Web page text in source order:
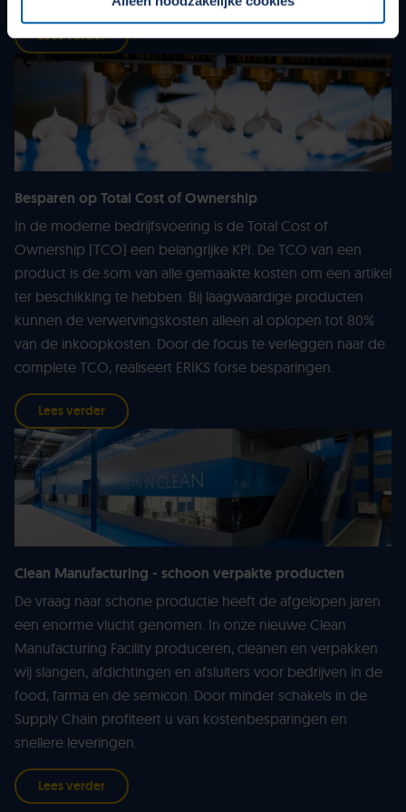
Cookiebeleid op onze website.
Lees verder
Besparen op Total Cost of Ownership
In de moderne bedrijfsvoering is de Total Cost of
Ownership (TCO) een belangrijke KPI. De TCO van een
product is de som van alle gemaakte kosten om een artikel
ter beschikking te hebben. Bij laagwaardige producten
kunnen de verwervingskosten alleen al oplopen tot 80%
van de inkoopkosten. Door de focus te verleggen naar de
complete TCO, realiseert ERIKS forse besparingen.
Lees verder
Clean Manufacturing - schoon verpakte producten
De vraag naar schone productie heeft de afgelopen jaren
een enorme vlucht genomen. In onze nieuwe Clean
Manufacturing Facility produceren, cleanen en verpakken
wij slangen, afdichtingen en afsluiters voor bedrijven in de
food, farma en de semicon. Door minder schakels in de
Supply Chain profiteert u van kostenbesparingen en
snellere leveringen.
Lees verder